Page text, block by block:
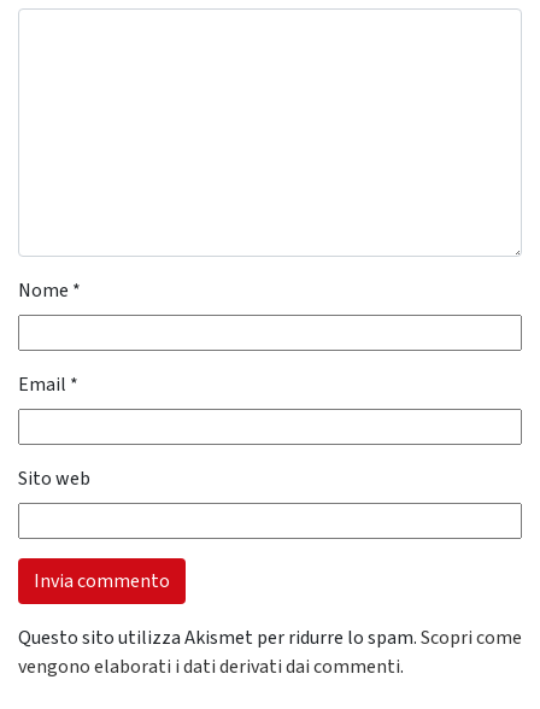
Nome *
Email *
Sito web
Questo sito utilizza Akismet per ridurre lo spam.Scopri come
vengono elaborati i dati derivati dai commenti.